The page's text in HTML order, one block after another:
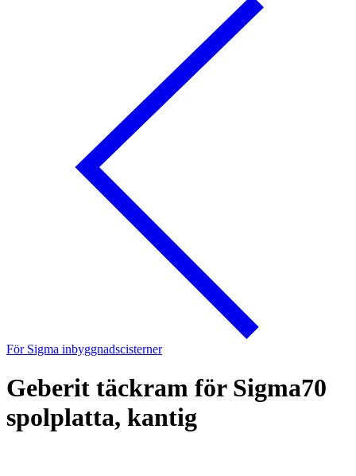
För Sigma inbyggnadscisterner
Geberit täckram för Sigma70
spolplatta, kantig